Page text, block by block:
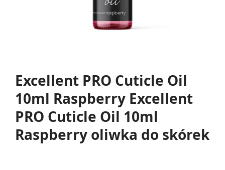
Excellent PRO Cuticle Oil
10ml Raspberry Excellent
PRO Cuticle Oil 10ml
Raspberry oliwka do skórek